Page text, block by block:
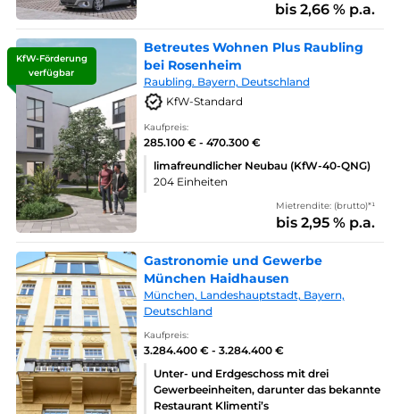
bis 2,66 % p.a.
KfW-Förderung
verfügbar
Betreutes Wohnen Plus Raubling
bei Rosenheim
Raubling. Bayern, Deutschland
KfW-Standard
Kaufpreis:
285.100 € - 470.300 €
limafreundlicher Neubau (KfW-40-QNG)
204 Einheiten
Mietrendite: (brutto)*¹
bis 2,95 % p.a.
Gastronomie und Gewerbe
München Haidhausen
München, Landeshauptstadt, Bayern,
Deutschland
Kaufpreis:
3.284.400 € - 3.284.400 €
Unter- und Erdgeschoss mit drei
Gewerbeeinheiten, darunter das bekannte
Restaurant Klimenti’s